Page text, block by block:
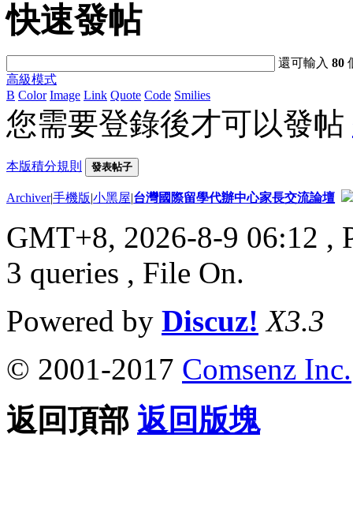
快速發帖
還可輸入80
高級模式
B Color Image Link Quote Code Smilies
您需要登錄後才可以發帖
本版積分規則 發表帖子
Archiver|手機版|小黑屋|台灣國際留學代辦中心家長交流論壇
GMT+8, 2026-8-9 06:12 ,
3 queries , File On.
Powered by Discuz! X3.3
© 2001-2017 Comsenz Inc.
返回頂部 返回版塊